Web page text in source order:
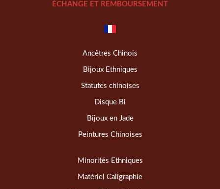
ÉCHANGE ET REMBOURSEMENT
Ancêtres Chinois
Bijoux Ethniques
Statutes chinoises
Disque Bi
Bijoux en Jade
Peintures Chinoises
Minorités Ethniques
Matériel Caligraphie